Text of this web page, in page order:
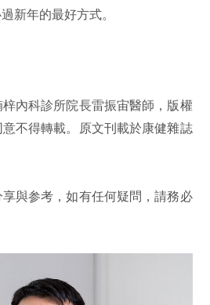
新年的最好方式。
內科診所院長雷振宙醫師，版權
不得轉載。原文刊載於康健雜誌
與参考，如有任何疑問，請務必